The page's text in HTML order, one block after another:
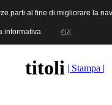
Cinematografiche
titoli | Stampa |
parti al fine di migliorare la
informativa. OK
parti al fine di migliorare la
informativa. OK